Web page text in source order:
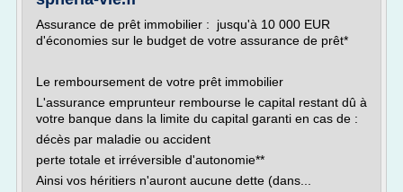
Assurance de prêt immobilier : jusqu'à 10 000 EUR
d'économies sur le budget de votre assurance de prêt*
Le remboursement de votre prêt immobilier
L'assurance emprunteur rembourse le capital restant dû à
votre banque dans la limite du capital garanti en cas de :
décès par maladie ou accident
perte totale et irréversible d'autonomie**
Ainsi vos héritiers n'auront aucune dette (dans...